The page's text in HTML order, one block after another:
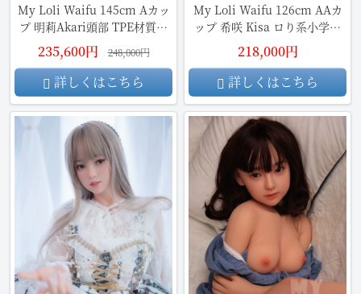
My Loli Waifu 145cm Aカッ
プ 明莉Akari頭部 TPE材質ボ
ディー
235,600円 248,000円
詳しくはこちら
My Loli Waifu 126cm AAカ
ップ 希咲 Kisa ロり系小学生
ラブドール TPE材質ボディ
218,000円
詳しくはこちら